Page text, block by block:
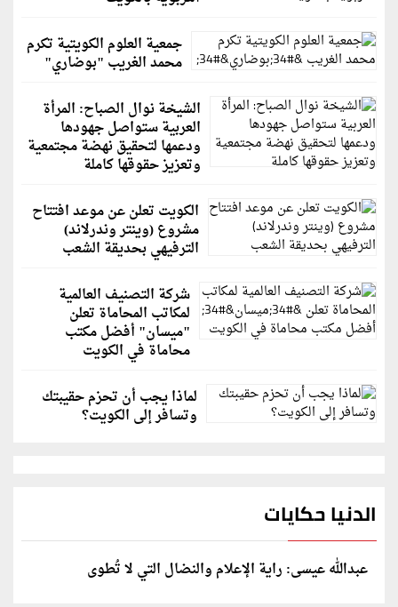
جمعية العلوم الكويتية تكرم
محمد الغريب "بوضاري"
الشيخة نوال الصباح: المرأة
العربية ستواصل جهودها
ودعمها لتحقيق نهضة مجتمعية
وتعزيز حقوقها كاملة
الكويت تعلن عن موعد افتتاح
مشروع (وينتر وندرلاند)
الترفيهي بحديقة الشعب
شركة التصنيف العالمية
لمكاتب المحاماة تعلن
"ميسان" أفضل مكتب
محاماة في الكويت
لماذا يجب أن تحزم حقيبتك
وتسافر إلى الكويت؟
الدنيا حكايات
عبدالله عيسى: راية الإعلام والنضال التي لا تُطوى